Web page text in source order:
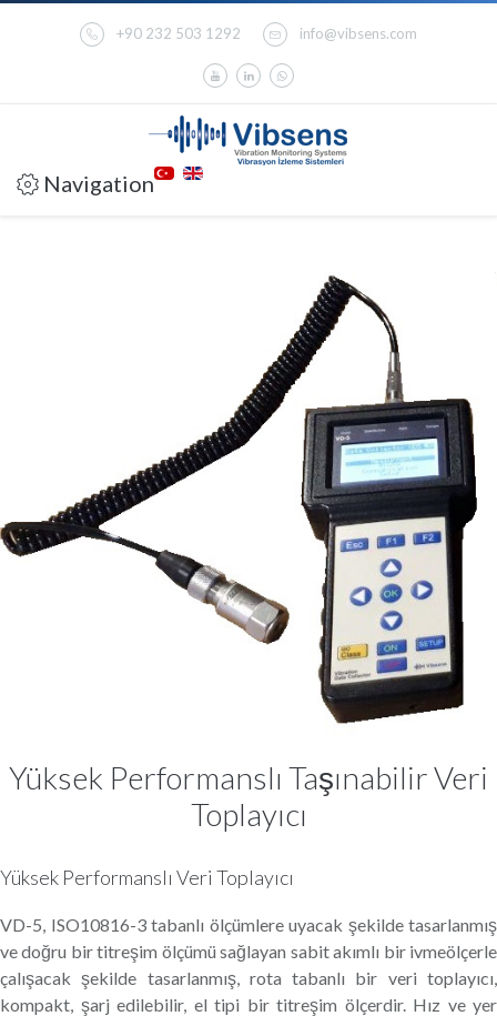
+90 232 503 1292 info@vibsens.com
Navigation
Yüksek Performanslı Taşınabilir Veri
Toplayıcı
Yüksek Performanslı Veri Toplayıcı
VD-5, ISO10816-3 tabanlı ölçümlere uyacak şekilde tasarlanmış
ve doğru bir titreşim ölçümü sağlayan sabit akımlı bir ivmeölçerle
çalışacak şekilde tasarlanmış, rota tabanlı bir veri toplayıcı,
kompakt, şarj edilebilir, el tipi bir titreşim ölçerdir. Hız ve yer